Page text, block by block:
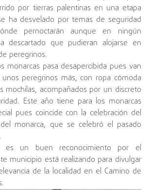
por tierras palentinas en una etapa
ha desvelado por temas de seguridad
pernoctarán aunque en ningún
descartado que pudieran alojarse en
peregrinos.
monarcas pasa desapercibida pues van
peregrinos más, con ropa cómoda
mochilas, acompañados por un discreto
Este año tiene para los monarcas
pues coincide con la celebración del
monarca, que se celebró el pasado
es un buen reconocimiento por el
municipio está realizando para divulgar
de la localidad en el Camino de